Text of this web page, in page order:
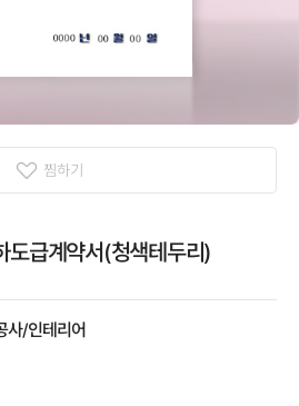
찜하기
도급계약서(청색테두리)
사/인테리어